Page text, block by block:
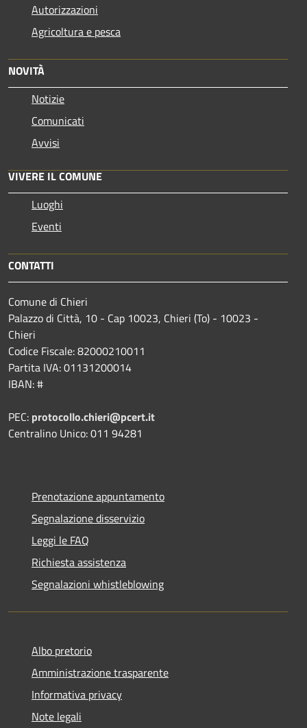
Autorizzazioni
Agricoltura e pesca
NOVITÀ
Notizie
Comunicati
Avvisi
VIVERE IL COMUNE
Luoghi
Eventi
CONTATTI
Comune di Chieri
Palazzo di Città, 10 - Cap 10023, Chieri (To) - 10023 -
Chieri
Codice Fiscale: 82000210011
Partita IVA: 01131200014
IBAN: #
PEC: protocollo.chieri@pcert.it
Centralino Unico: 011 94281
Prenotazione appuntamento
Segnalazione disservizio
Leggi le FAQ
Richiesta assistenza
Segnalazioni whistleblowing
Albo pretorio
Amministrazione trasparente
Informativa privacy
Note legali